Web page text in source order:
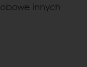
innych